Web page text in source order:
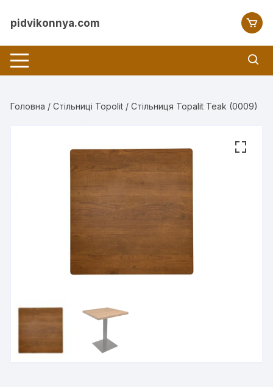
pidvikonnya.com
Головна /Стільниці Topolit / Стільниця Topalit Teak (0009)